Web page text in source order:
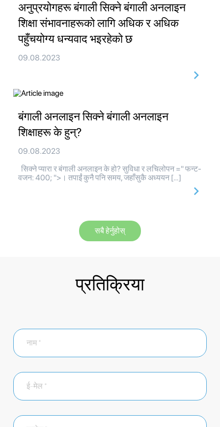
अनुप्रयोगहरू बंगाली सिक्ने बंगाली अनलाइन
शिक्षा संभावनाहरूको लागि अधिक र अधिक
पहुँचयोग्य धन्यवाद भइरहेको छ
09.08.2023
बंगाली अनलाइन सिक्ने बंगाली अनलाइन
शिक्षाहरू के हुन्?
09.08.2023
सिक्ने प्यारा र बंगाली अनलाइन के हो? सुविधा र लचिलोपन =" फन्ट-
वजन: 400; ">। तपाईं कुनै पनि समय, जहाँसुकै अध्ययन […]
सबै हेर्नुहोस्
प्रतिक्रिया